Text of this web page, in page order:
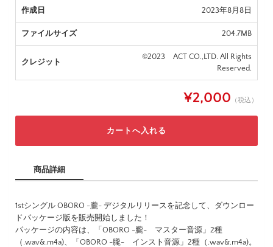
作成日 2023年8月8日
ファイルサイズ 204.7MB
クレジット
©2023 ACT CO.,LTD. All Rights
Reserved.
¥2,000 （税込）
商品詳細
1stシングル OBORO -朧- デジタルリリースを記念して、ダウンロー
ドパッケージ版を販売開始しました！
パッケージの内容は、「OBORO -朧- マスター音源」2種
（.wav&.m4a)、「OBORO -朧- インスト音源」2種（.wav&.m4a)。